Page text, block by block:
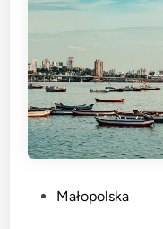
Małopolska